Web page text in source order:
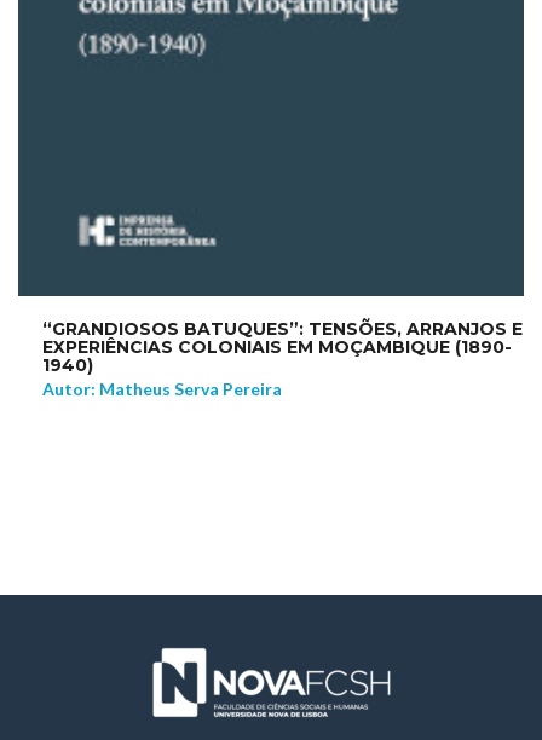
“GRANDIOSOS BATUQUES”: TENSÕES, ARRANJOS E
EXPERIÊNCIAS COLONIAIS EM MOÇAMBIQUE (1890-
1940)
Autor: Matheus Serva Pereira